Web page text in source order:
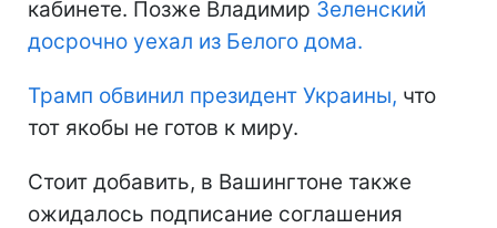
кабинете. Позже Владимир Зеленский
досрочно уехал из Белого дома.
Трамп обвинил президент Украины, что
тот якобы не готов к миру.
Стоит добавить, в Вашингтоне также
ожидалось подписание соглашения